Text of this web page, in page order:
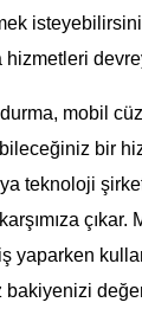
mobil
bir
teknoloji
yaparken
bakiyenizi